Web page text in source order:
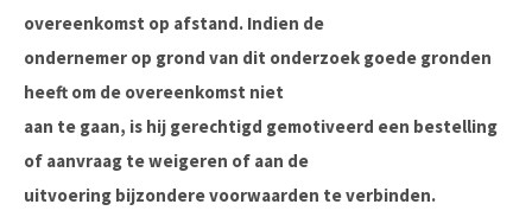
overeenkomst op afstand. Indien de
ondernemer op grond van dit onderzoek goede gronden
heeft om de overeenkomst niet
aan te gaan, is hij gerechtigd gemotiveerd een bestelling
of aanvraag te weigeren of aan de
uitvoering bijzondere voorwaarden te verbinden.